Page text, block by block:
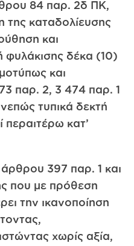
84 παρ. 2δ ΠΚ,
της καταδολίευσης
και
φυλάκισης δέκα (10)
και
παρ. 2, 3 474 παρ. 1
τυπικά δεκτή
περαιτέρω κατ’
άρθρου 397 παρ. 1 και
που με πρόθεση
την ικανοποίηση
χωρίς αξία,